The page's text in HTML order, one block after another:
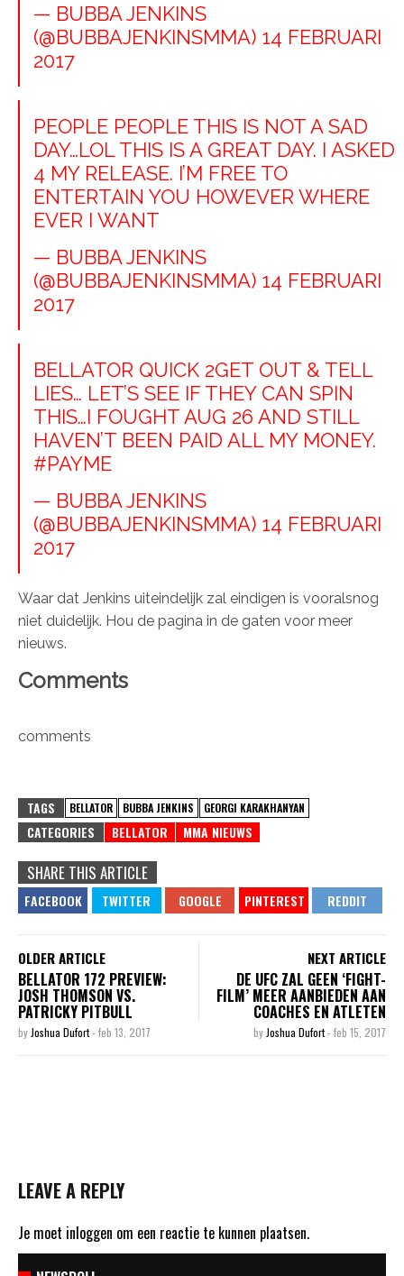
— BUBBA JENKINS
(@BUBBAJENKINSMMA) 14 FEBRUARI
2017
PEOPLE PEOPLE THIS IS NOT A SAD
DAY…LOL THIS IS A GREAT DAY. I ASKED
4 MY RELEASE. I’M FREE TO
ENTERTAIN YOU HOWEVER WHERE
EVER I WANT
— BUBBA JENKINS
(@BUBBAJENKINSMMA) 14 FEBRUARI
2017
BELLATOR QUICK 2GET OUT & TELL
LIES… LET’S SEE IF THEY CAN SPIN
THIS…I FOUGHT AUG 26 AND STILL
HAVEN’T BEEN PAID ALL MY MONEY.
#PAYME
— BUBBA JENKINS
(@BUBBAJENKINSMMA) 14 FEBRUARI
2017
Waar dat Jenkins uiteindelijk zal eindigen is vooralsnog
niet duidelijk. Hou de pagina in de gaten voor meer
nieuws.
Comments
comments
TAGS BELLATOR BUBBA JENKINS GEORGI KARAKHANYAN
CATEGORIES BELLATOR MMA NIEUWS
SHARE THIS ARTICLE
OLDER ARTICLE
BELLATOR 172 PREVIEW:
JOSH THOMSON VS.
PATRICKY PITBULL
by Joshua Dufort- feb 13, 2017
NEXT ARTICLE
DE UFC ZAL GEEN ‘FIGHT-
FILM’ MEER AANBIEDEN AAN
COACHES EN ATLETEN
by Joshua Dufort- feb 15, 2017
LEAVE A REPLY
Je moet inloggen om een reactie te kunnen plaatsen.